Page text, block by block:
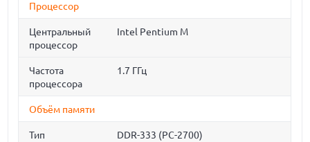
Процессор
Центральный
процессор
Intel Pentium M
Частота
процессора
1.7 ГГц
Объём памяти
Тип
DDR-333 (PC-2700)